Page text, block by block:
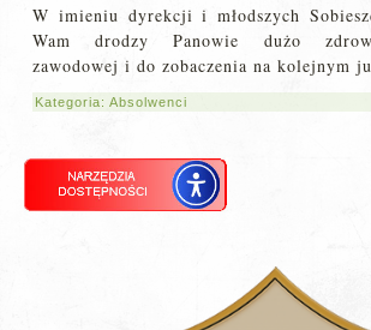
W imieniu dyrekcji i młodszych
Wam drodzy Panowie dużo
zawodowej i do zobaczenia na kolejnym
Kategoria:Absolwenci